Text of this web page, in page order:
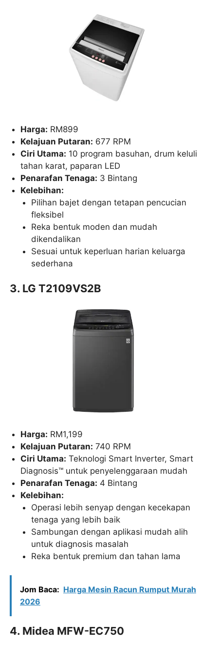
Harga: RM899
Kelajuan Putaran: 677 RPM
Ciri Utama: 10 program basuhan, drum keluli
tahan karat, paparan LED
Penarafan Tenaga: 3 Bintang
Kelebihan:
Pilihan bajet dengan tetapan pencucian
fleksibel
Reka bentuk moden dan mudah
dikendalikan
Sesuai untuk keperluan harian keluarga
sederhana
3. LG T2109VS2B
Harga: RM1,199
Kelajuan Putaran: 740 RPM
Ciri Utama: Teknologi Smart Inverter, Smart
Diagnosis™ untuk penyelenggaraan mudah
Penarafan Tenaga: 4 Bintang
Kelebihan:
Operasi lebih senyap dengan kecekapan
tenaga yang lebih baik
Sambungan dengan aplikasi mudah alih
untuk diagnosis masalah
Reka bentuk premium dan tahan lama
Jom Baca: Harga Mesin Racun Rumput Murah
2026
4. Midea MFW-EC750